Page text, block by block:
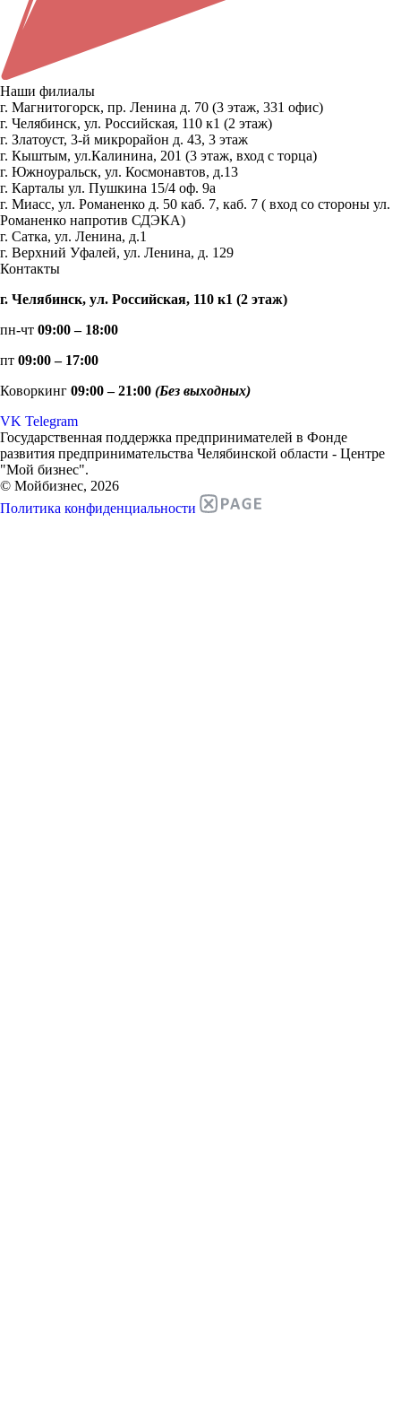
Наши филиалы
г. Магнитогорск, пр. Ленина д. 70 (3 этаж, 331 офис)
г. Челябинск, ул. Российская, 110 к1 (2 этаж)
г. Златоуст, 3-й микрорайон д. 43, 3 этаж
г. Кыштым, ул.Калинина, 201 (3 этаж, вход с торца)
г. Южноуральск, ул. Космонавтов, д.13
г. Карталы ул. Пушкина 15/4 оф. 9а
г. Миасс, ул. Романенко д. 50 каб. 7, каб. 7 ( вход со стороны ул.
Романенко напротив СДЭКА)
г. Сатка, ул. Ленина, д.1
г. Верхний Уфалей, ул. Ленина, д. 129
Контакты
г. Челябинск, ул. Российская, 110 к1 (2 этаж)
пн-чт 09:00 – 18:00
пт 09:00 – 17:00
Коворкинг 09:00 – 21:00 (Без выходных)
VK Telegram
Государственная поддержка предпринимателей в Фонде
развития предпринимательства Челябинской области - Центре
"Мой бизнес".
© Мойбизнес, 2026
Политика конфиденциальности